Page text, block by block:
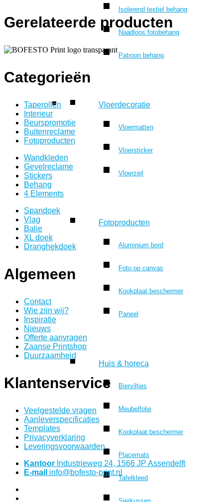
Isolerend textiel behang
Naadloos fotobehang
Patroon behang
Vloerdecoratie
Vloermatten
Vloersticker
Vloerzeil
Fotoproducten
Aluminium bord
Foto op canvas
Kookplaat beschermer
Paneel
Huis & horeca
Bierviltjes
Meubelfolie
Kookplaat beschermer
Placemats
Tafelkleed
Gerelateerde producten
Categorieën
Taperollen
Interieur
Beurspromotie
Buitenreclame
Fotoproducten
Wandkleden
Gevelreclame
Stickers
Behang
4 Elements
Spandoek
Vlag
Balie
XL doek
Dranghekdoek
Algemeen
Contact
Wie zijn wij?
Inspiratie
Nieuws
Offerte aanvragen
Zaanse Printshop
Duurzaamheid
Klantenservice
Veelgestelde vragen
Aanleverspecificaties
Templates
Privacyverklaring
Leveringsvoorwaarden
Kantoor Industrieweg 24, 1566 JP Assendelft
E-mail info@bofesto-print.nl